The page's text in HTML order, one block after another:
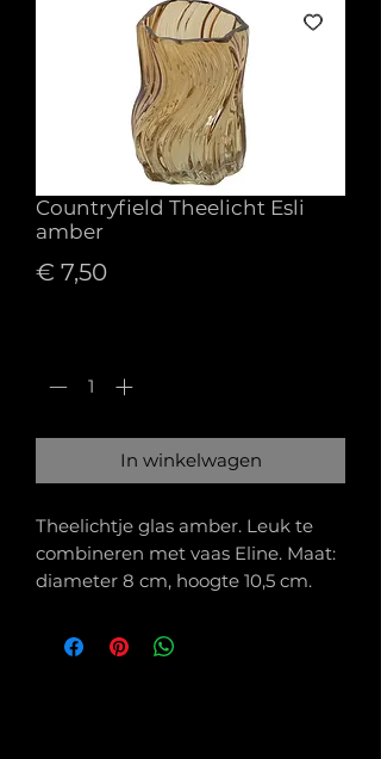
Countryfield Theelicht Esli
amber
€ 7,50Prijs
In winkelwagen
Theelichtje glas amber. Leuk te
combineren met vaas Eline. Maat:
diameter 8 cm, hoogte 10,5 cm.